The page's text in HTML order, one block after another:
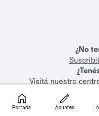
¿No
Visitá nuestro
Portada Apuntes